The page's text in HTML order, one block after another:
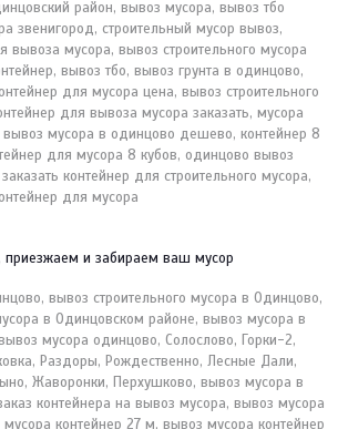
приезжаем и забираем ваш мусор